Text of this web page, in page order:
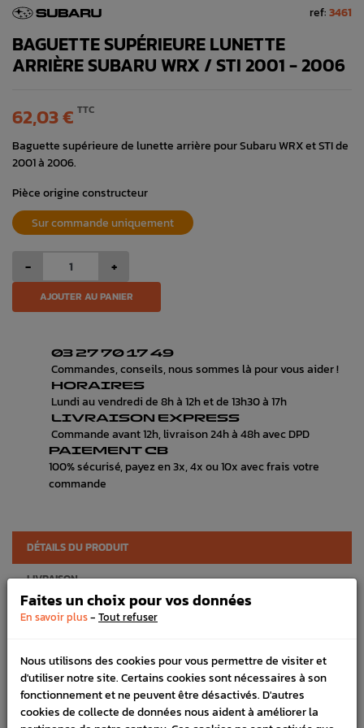
ref:3461
BAGUETTE SUPÉRIEURE LUNETTE
ARRIÈRE SUBARU WRX / STI 2001 - 2006
62,03 € TTC
Baguette supérieure de lunette arrière pour Subaru WRX et STI de
2001 à 2006.
Pièce origine constructeur
Sur commande uniquement
- +
AJOUTER AU PANIER
03 27 70 17 49
Commandes, conseils, nous sommes là pour vous aider !
HORAIRES
Lundi au vendredi de 8h à 12h et de 13h30 à 17h
LIVRAISON EXPRESS
Commande avant 12h, livraison 24h à 48h avec DPD
PAIEMENT CB
100% sécurisé, payez en 3x, 4x ou 10x avec frais votre
commande
DÉTAILS DU PRODUIT
LIVRAISON
VÉHICULES COMPATIBLE
Marque :SUBARU
Référence :3461
Faites un choix pour vos données
En savoir plus- Tout refuser
Nous utilisons des cookies pour vous permettre de visiter et
d'utiliser notre site. Certains cookies sont nécessaires à son
fonctionnement et ne peuvent être désactivés. D'autres
cookies de collecte de données nous aident à améliorer la